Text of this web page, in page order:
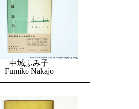
中城ふみ子
Fumiko Nakajo